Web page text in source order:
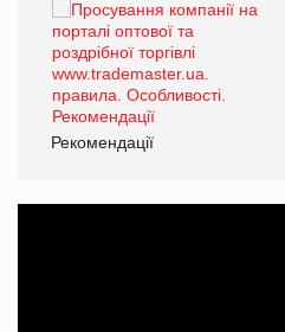
Рекомендації